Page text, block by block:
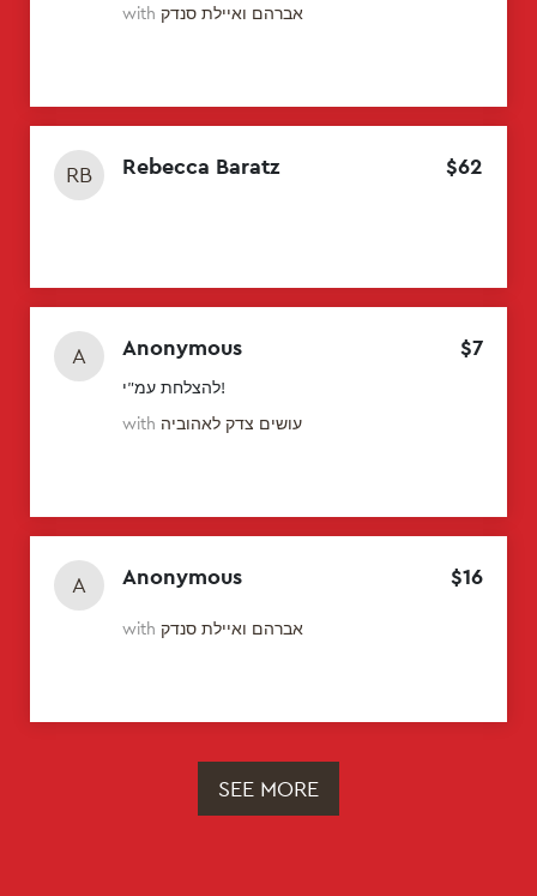
with אברהם ואיילת סנדק
RB Rebecca Baratz $62
A Anonymous $7
להצלחת עמ"י!
with עושים צדק לאהוביה
A Anonymous $16
with אברהם ואיילת סנדק
SEE MORE